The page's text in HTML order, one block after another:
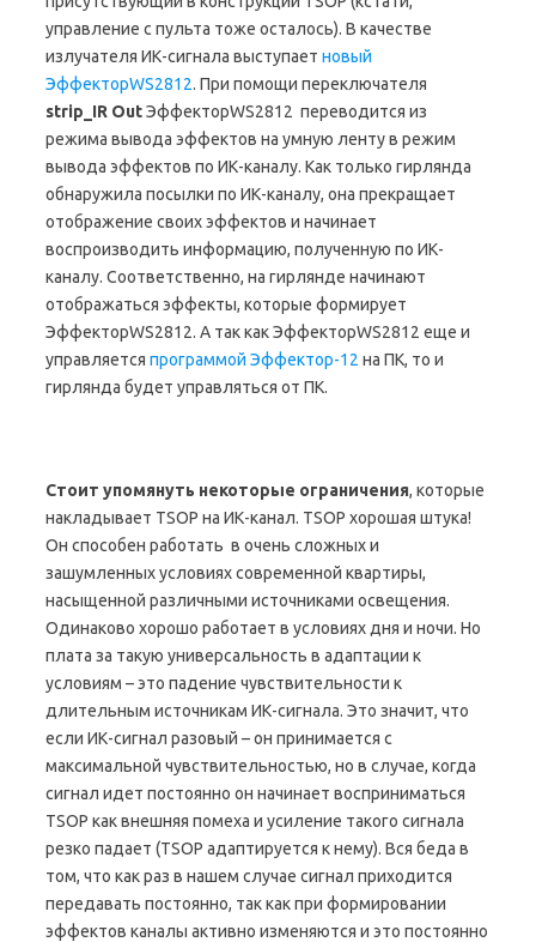
управление с пульта тоже осталось). В качестве
излучателя ИК-сигнала выступает новый
ЭффекторWS2812. При помощи переключателя
strip IR OutЭффекторWS2812 переводится из
режима вывода эффектов на умную ленту в режим
вывода эффектов по ИК-каналу. Как только гирлянда
обнаружила посылки по ИК-каналу, она прекращает
отображение своих эффектов и начинает
воспроизводить информацию, полученную по ИК-
каналу. Соответственно, на гирлянде начинают
отображаться эффекты, которые формирует
ЭффекторWS2812. А так как ЭффекторWS2812 еще и
управляется программой Эффектор-12 на ПК, то и
гирлянда будет управляться от ПК.
Стоит упомянуть некоторые ограничения, которые
накладывает TSOP на ИК-канал. TSOP хорошая штука!
Он способен работать в очень сложных и
зашумленных условиях современной квартиры,
насыщенной различными источниками освещения.
Одинаково хорошо работает в условиях дня и ночи. Но
плата за такую универсальность в адаптации к
условиям – это падение чувствительности к
длительным источникам ИК-сигнала. Это значит, что
если ИК-сигнал разовый – он принимается с
максимальной чувствительностью, но в случае, когда
сигнал идет постоянно он начинает восприниматься
TSOP как внешняя помеха и усиление такого сигнала
резко падает (TSOP адаптируется к нему). Вся беда в
том, что как раз в нашем случае сигнал приходится
передавать постоянно, так как при формировании
эффектов каналы активно изменяются и это постоянно